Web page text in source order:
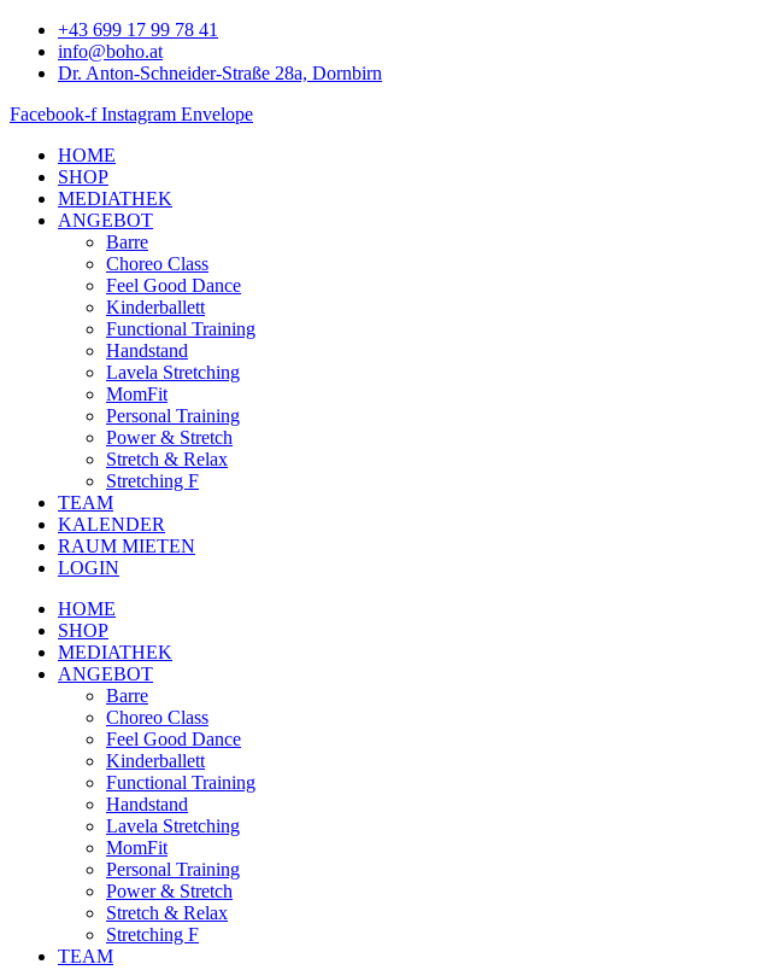
Zum
Inhalt
springen
+43 699 17 99 78 41
info@boho.at
Dr. Anton-Schneider-Straße 28a, Dornbirn
Facebook-f Instagram Envelope
HOME
SHOP
MEDIATHEK
ANGEBOT
Barre
Choreo Class
Feel Good Dance
Kinderballett
Functional Training
Handstand
Lavela Stretching
MomFit
Personal Training
Power & Stretch
Stretch & Relax
Stretching F
TEAM
KALENDER
RAUM MIETEN
LOGIN
HOME
SHOP
MEDIATHEK
ANGEBOT
Barre
Choreo Class
Feel Good Dance
Kinderballett
Functional Training
Handstand
Lavela Stretching
MomFit
Personal Training
Power & Stretch
Stretch & Relax
Stretching F
TEAM